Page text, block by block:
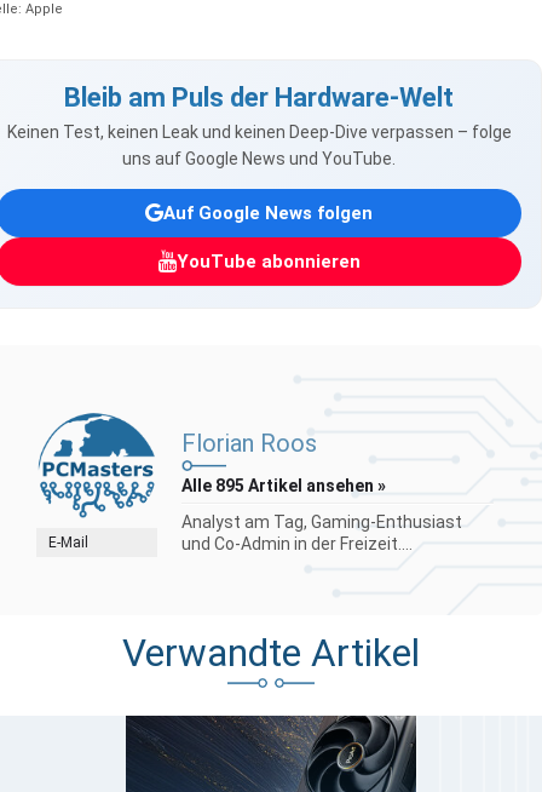
Apple
Bleib am Puls der Hardware-Welt
Keinen Test, keinen Leak und keinen Deep-Dive verpassen – folge
uns auf Google News und YouTube.
Auf Google News folgen
YouTube abonnieren
E-Mail
Florian Roos
Alle 895 Artikel ansehen »
Analyst am Tag, Gaming-Enthusiast
und Co-Admin in der Freizeit....
Verwandte Artikel